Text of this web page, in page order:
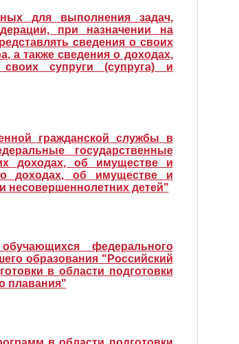
для выполнения задач,
при назначении на
сведения о своих
а также сведения о доходах,
супруги (супруга) и
гражданской службы в
государственные
доходах, об имуществе и
о доходах, об имуществе и
несовершеннолетних детей"
федерального
образования "Российский
в области подготовки
плавания"